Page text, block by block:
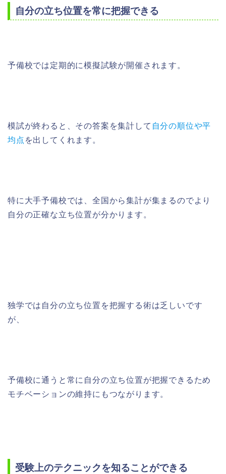
自分の立ち位置を常に把握できる
予備校では定期的に模擬試験が開催されます。
模試が終わると、その答案を集計して 自分の順位や平
均点 を出してくれます。
特に大手予備校では、全国から集計が集まるのでより
自分の正確な立ち位置が分かります。
独学では自分の立ち位置を把握する術は乏しいです
が、
予備校に通うと常に自分の立ち位置が把握できるため
モチベーションの維持にもつながります。
受験上のテクニックを知ることができる